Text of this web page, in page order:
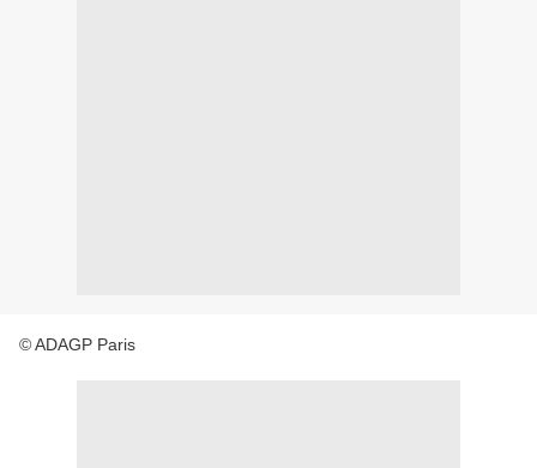
© ADAGP Paris